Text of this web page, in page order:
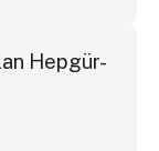
Hepgür-